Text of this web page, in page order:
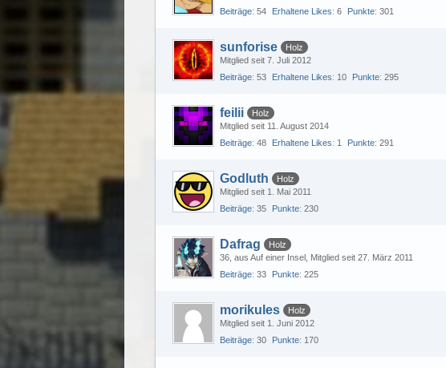
Beiträge 54 Erhaltene Likes 6 Punkte 301
sunforise
Holz
Mitglied seit 7. Juli 2012
Beiträge 53 Erhaltene Likes 10 Punkte 295
feilii
Holz
Mitglied seit 11. August 2014
Beiträge 48 Erhaltene Likes 1 Punkte 291
Godluth
Holz
Mitglied seit 1. Mai 2011
Beiträge 35 Punkte 230
Dafrag
Holz
36 aus Auf einer Insel
Mitglied seit 27. März 2011
Beiträge 33 Punkte 225
morikules
Holz
Mitglied seit 1. Juni 2012
Beiträge 30 Punkte 170